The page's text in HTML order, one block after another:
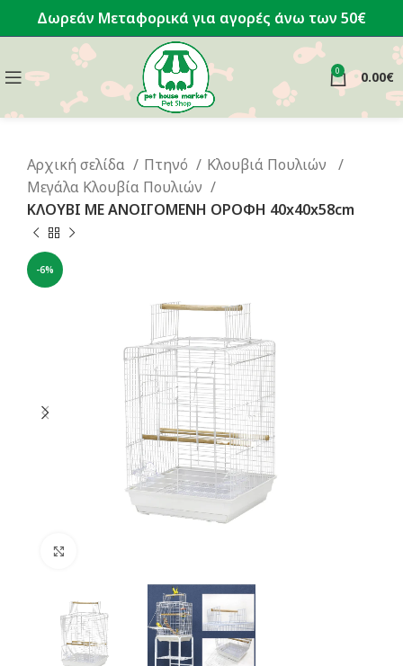
Δωρεάν Μεταφορικά για αγορές άνω των 50€
0 0.00€
Αρχική σελίδα Πτηνό
Κλουβιά Πουλιών
Μεγάλα Κλουβία Πουλιών
ΚΛΟΥΒΙ ΜΕ ΑΝΟΙΓΟΜΕΝΗ ΟΡΟΦΗ 40x40x58cm
-6%